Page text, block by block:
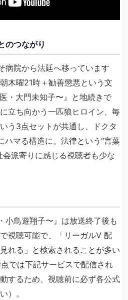
のつながり
病院から法廷へ移っています
木曜21時＋勧善懲悪という文
・大門未知子〜』と地続きで
立ち向かう一匹狼ヒロイン、毎
う3点セットが共通し、ドクタ
ハマる構造に。法律という“言葉
派寄りに感じる視聴者も少な
小鳥遊翔子〜』は放送終了後も
視聴可能で、「リーガルV 配
れる」と検索されることが多い
では下記サービスで配信され
するため、視聴前に必ず各公式
）。